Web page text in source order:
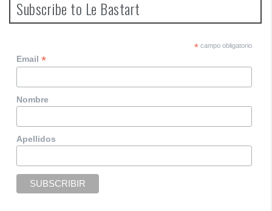
Subscribe to Le Bastart
*campo obligatorio
Email*
Nombre
Apellidos